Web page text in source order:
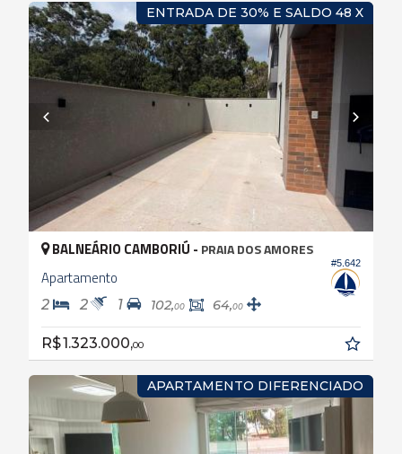
ENTRADA DE 30% E SALDO 48 X
#5.642
BALNEÁRIO CAMBORIÚ - PRAIA DOS AMORES
Apartamento
2 2 1 102,00 64,00
R$ 1.323.000,00
APARTAMENTO DIFERENCIADO